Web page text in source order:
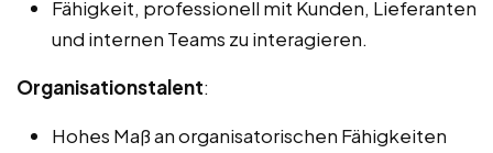
Fähigkeit, professionell mit Kunden, Lieferanten
und internen Teams zu interagieren.
Organisationstalent:
Hohes Maß an organisatorischen Fähigkeiten